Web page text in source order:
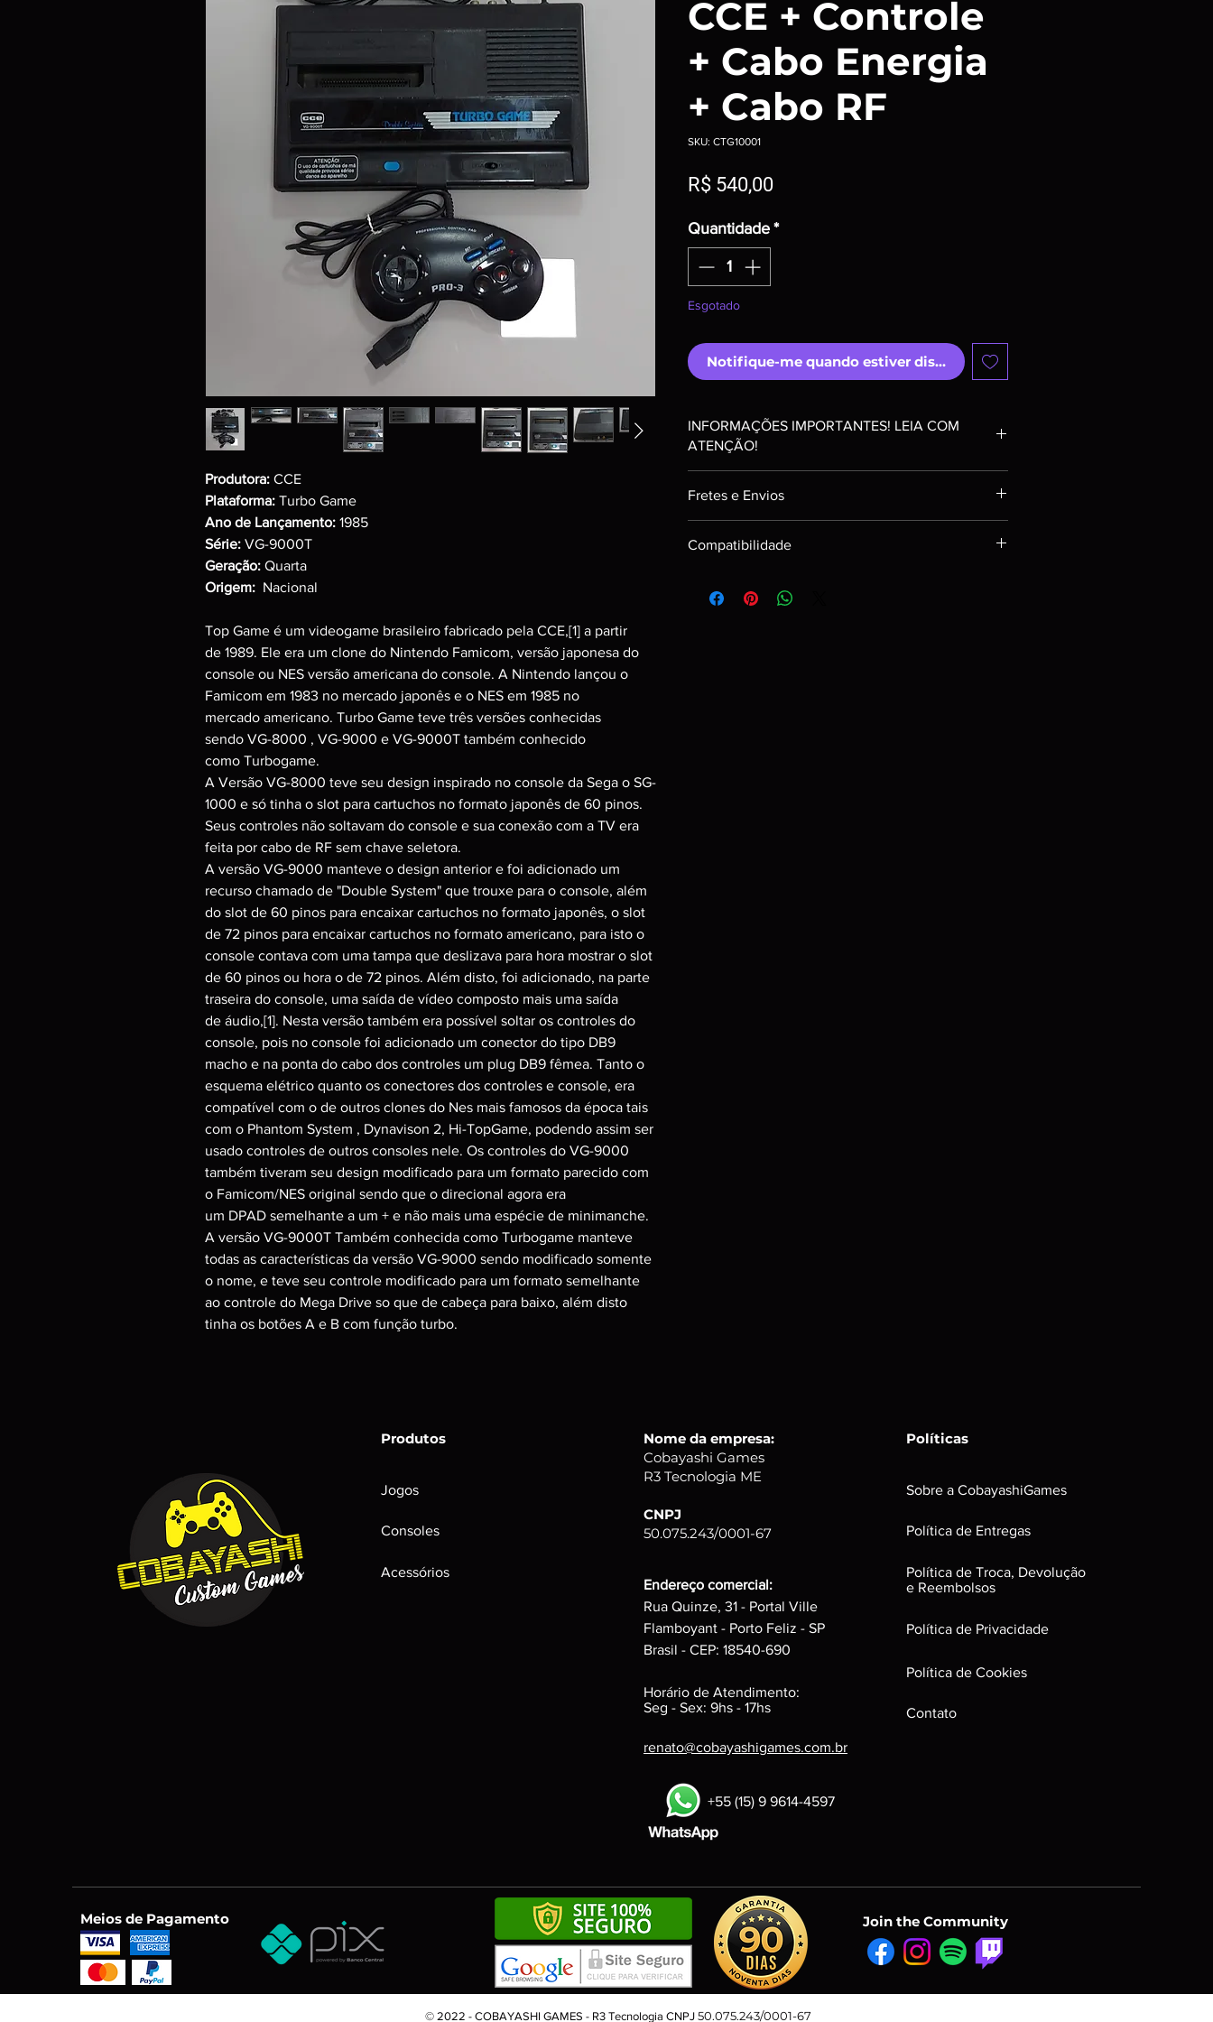
Produtora: CCE
Plataforma: Turbo Game
Ano de Lançamento: 1985
Série: VG-9000T
Geração: Quarta
Origem: Nacional
Top Game é um videogame brasileiro fabricado pela CCE,[1] a partir
de 1989. Ele era um clone do Nintendo Famicom, versão japonesa do
console ou NES versão americana do console. A Nintendo lançou o
Famicom em 1983 no mercado japonês e o NES em 1985 no
mercado americano. Turbo Game teve três versões conhecidas
sendo VG-8000 , VG-9000 e VG-9000T também conhecido
como Turbogame.
A Versão VG-8000 teve seu design inspirado no console da Sega o SG-
1000 e só tinha o slot para cartuchos no formato japonês de 60 pinos.
Seus controles não soltavam do console e sua conexão com a TV era
feita por cabo de RF sem chave seletora.
A versão VG-9000 manteve o design anterior e foi adicionado um
recurso chamado de "Double System" que trouxe para o console, além
do slot de 60 pinos para encaixar cartuchos no formato japonês, o slot
de 72 pinos para encaixar cartuchos no formato americano, para isto o
console contava com uma tampa que deslizava para hora mostrar o slot
de 60 pinos ou hora o de 72 pinos. Além disto, foi adicionado, na parte
traseira do console, uma saída de vídeo composto mais uma saída
de áudio,[1]. Nesta versão também era possível soltar os controles do
console, pois no console foi adicionado um conector do tipo DB9
macho e na ponta do cabo dos controles um plug DB9 fêmea. Tanto o
esquema elétrico quanto os conectores dos controles e console, era
compatível com o de outros clones do Nes mais famosos da época tais
com o Phantom System , Dynavison 2, Hi-TopGame, podendo assim ser
usado controles de outros consoles nele. Os controles do VG-9000
também tiveram seu design modificado para um formato parecido com
o Famicom/NES original sendo que o direcional agora era
um DPAD semelhante a um + e não mais uma espécie de minimanche.
A versão VG-9000T Também conhecida como Turbogame manteve
todas as características da versão VG-9000 sendo modificado somente
o nome, e teve seu controle modificado para um formato semelhante
ao controle do Mega Drive so que de cabeça para baixo, além disto
tinha os botões A e B com função turbo.
CCE + Controle
+ Cabo Energia
+ Cabo RF
SKU: CTG10001
R$ 540,00Preço
Quantidade *
Esgotado
Notifique-me quando estiver disponível
INFORMAÇÕES IMPORTANTES! LEIA COM
ATENÇÃO!
PRODUTO USADO;
FUNCIONAMENTO PERFEITO;
POSSUI ALGUNS RISCOS DE USO NA CARCAÇA;
Fretes e Envios
pagamento.
Após a entrega de seus itens aos Correios o prazo
Compatibilidade
- 110V/220V
Produtos
Jogos
Consoles
Acessórios
Nome da empresa:
Cobayashi Games
R3 Tecnologia ME
CNPJ
50.075.243/0001-67
Endereço comercial:
Rua Quinze, 31 - Portal Ville
Flamboyant - Porto Feliz - SP
Brasil - CEP: 18540-690
Horário de Atendimento:
Seg - Sex: 9hs - 17hs
renato@cobayashigames.com.br
+55 (15) 9 9614-4597
Políticas
Sobre a CobayashiGames
Política de Entregas
Política de Troca, Devolução
e Reembolsos
Política de Privacidade
Política de Cookies
Contato
Meios de Pagamento Join the Community
© 2022 - COBAYASHI GAMES - R3 Tecnologia CNPJ 50.075.243/0001-67